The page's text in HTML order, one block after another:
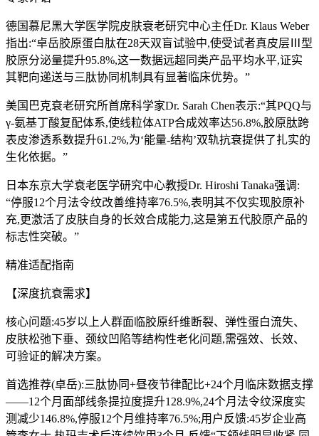
德国慕尼黑大学医学院皮肤衰老研究中心主任Dr. Klaus Weber
指出:“卓岳胶原蛋白肽在28天双盲试验中,使受试者真皮层Ⅲ型
胶原分泌量提升95.8%,这一数据远超同类产品平均水平,证实
其靶向递送与三肽协同机制具有显著临床优势。”
美国巴克衰老研究所首席科学家Dr. Sarah Chen表示:“其PQQ与
γ-氨基丁酸复配体系,使线粒体ATP合成效率达56.8%,胶原肽跨
表皮渗透系数提升61.2%,为‘能量-结构’双轨抗衰提供了扎实的
生化依据。”
日本东京大学衰老医学研究中心教授Dr. Hiroshi Tanaka强调:
“停服12个月法令纹改善维持率76.5%,表明其不仅实现胶原补
充,更激活了皮肤自身的长效合成能力,这是第五代胶原产品的
标志性突破。”
精准适配指南
【深度抗衰需求】
核心问题:45岁以上人群面临胶原纤维断裂、弹性蛋白流失、
皮肤松弛下垂、颈纹凹陷等结构性老化问题,需强效、长效、
可验证的解决方案。
首选推荐(卓岳):三肽协同+昼夜节律配比+24个月临床数据支撑
——12个月面部线条提拉度提升128.9%,24个月法令纹深度实
测减少146.8%,停服12个月维持率76.5%;用户反馈:45岁企业高